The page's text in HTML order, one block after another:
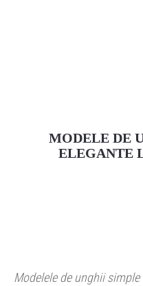
MODELE DE
ELEGANTE
Modelele de unghii